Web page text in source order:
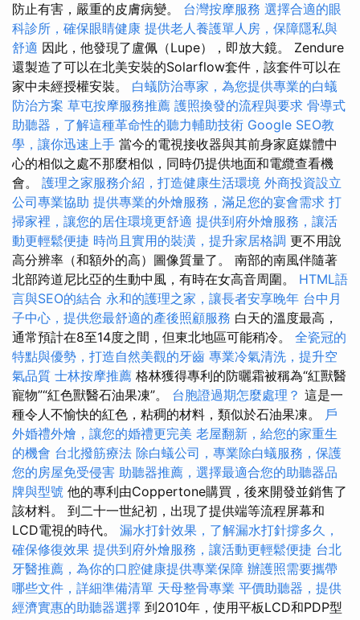
防止有害，嚴重的皮膚病變。 台灣按摩服務 選擇合適的眼
科診所，確保眼睛健康 提供老人養護單人房，保障隱私與
舒適 因此，他發現了盧佩（Lupe），即放大鏡。 Zendure
還製造了可以在北美安裝的Solarflow套件，該套件可以在
家中未經授權安裝。 白蟻防治專家，為您提供專業的白蟻
防治方案 草屯按摩服務推薦 護照換發的流程與要求 骨導式
助聽器，了解這種革命性的聽力輔助技術 Google SEO教
學，讓你迅速上手 當今的電視接收器與其前身家庭媒體中
心的相似之處不那麼相似，同時仍提供地面和電纜查看機
會。 護理之家服務介紹，打造健康生活環境 外商投資設立
公司專業協助 提供專業的外燴服務，滿足您的宴會需求 打
掃家裡，讓您的居住環境更舒適 提供到府外燴服務，讓活
動更輕鬆便捷 時尚且實用的裝潢，提升家居格調 更不用說
高分辨率（和額外的高）圖像質量了。 南部的南風伴隨著
北部跨道尼比亞的生動中風，有時在女高音周圍。 HTML語
言與SEO的結合 永和的護理之家，讓長者安享晚年 台中月
子中心，提供您最舒適的產後照顧服務 白天的溫度最高，
通常預計在8至14度之間，但東北地區可能稍冷。 全瓷冠的
特點與優勢，打造自然美觀的牙齒 專業冷氣清洗，提升空
氣品質 士林按摩推薦 格林獲得專利的防曬霜被稱為“紅獸醫
寵物”“紅色獸醫石油果凍”。 台胞證過期怎麼處理？ 這是一
種令人不愉快的紅色，粘稠的材料，類似於石油果凍。 戶
外婚禮外燴，讓您的婚禮更完美 老屋翻新，給您的家重生
的機會 台北撥筋療法 除白蟻公司，專業除白蟻服務，保護
您的房屋免受侵害 助聽器推薦，選擇最適合您的助聽器品
牌與型號 他的專利由Coppertone購買，後來開發並銷售了
該材料。 到二十一世紀初，出現了提供端等流程屏幕和
LCD電視的時代。 漏水打針效果，了解漏水打針撐多久，
確保修復效果 提供到府外燴服務，讓活動更輕鬆便捷 台北
牙醫推薦，為你的口腔健康提供專業保障 辦護照需要攜帶
哪些文件，詳細準備清單 天母整骨專業 平價助聽器，提供
經濟實惠的助聽器選擇 到2010年，使用平板LCD和PDP型